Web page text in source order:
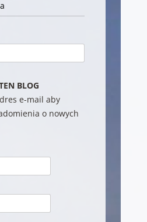
BLOG
e-mail aby
o nowych